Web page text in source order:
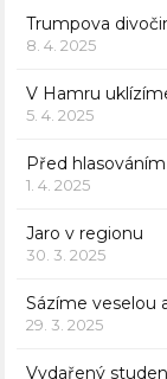
Trumpova
8. 4. 2025
V Hamru
5. 4. 2025
Před
1. 4. 2025
Jaro v regionu
30. 3. 2025
Sázíme veselou
29. 3. 2025
Vydařený